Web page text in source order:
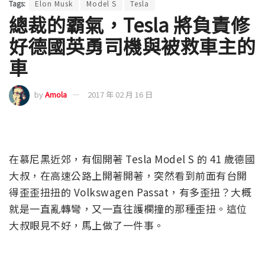
Tags: Elon Musk Model S Tesla
總裁的霸氣，Tesla 將負責修
好德國英勇司機與被救車主的
車
byAmola 2017 年 02 月 16 日
在慕尼黑近郊，有個開著 Tesla Model S 的 41 歲德國
大叔，在高速公路上開著開著，突然看到前面有台開
得歪歪扭扭的 Volkswagen Passat，有多歪扭？大概
就是一直亂轉彎，又一直往護欄撞的那種歪扭。這位
大叔眼見不好，馬上做了一件事。